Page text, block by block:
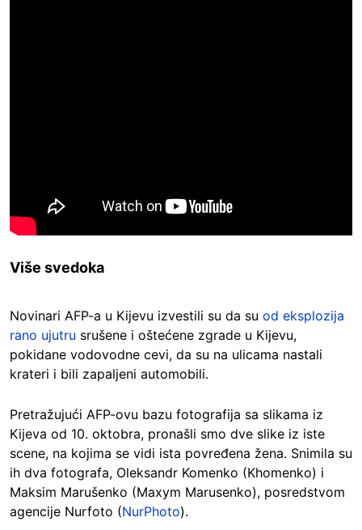
Više svedoka
Novinari AFP-a u Kijevu izvestili su da su od eksplozija
rano ujutru srušene i oštećene zgrade u Kijevu,
pokidane vodovodne cevi, da su na ulicama nastali
krateri i bili zapaljeni automobili.
Pretražujući AFP-ovu bazu fotografija sa slikama iz
Kijeva od 10. oktobra, pronašli smo dve slike iz iste
scene, na kojima se vidi ista povređena žena. Snimila su
ih dva fotografa, Oleksandr Komenko (Khomenko) i
Maksim Marušenko (Maxym Marusenko), posredstvom
agencije Nurfoto (NurPhoto).